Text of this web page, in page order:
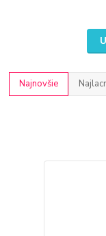
Najnovšie